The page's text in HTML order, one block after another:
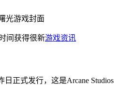
间获得很新游戏资讯
日正式发行，这是Arcane Studios